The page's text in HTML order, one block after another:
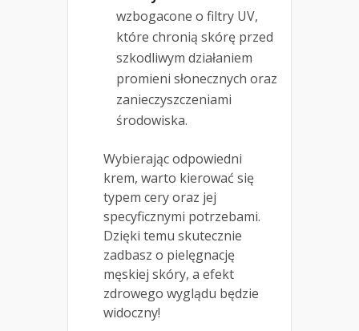
wzbogacone o filtry UV,
które chronią skórę przed
szkodliwym działaniem
promieni słonecznych oraz
zanieczyszczeniami
środowiska.
Wybierając odpowiedni
krem, warto kierować się
typem cery oraz jej
specyficznymi potrzebami.
Dzięki temu skutecznie
zadbasz o pielęgnację
męskiej skóry, a efekt
zdrowego wyglądu będzie
widoczny!